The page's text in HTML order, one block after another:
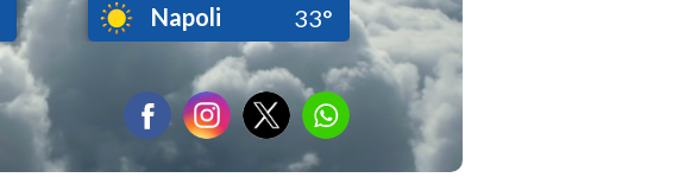
Napoli 33°